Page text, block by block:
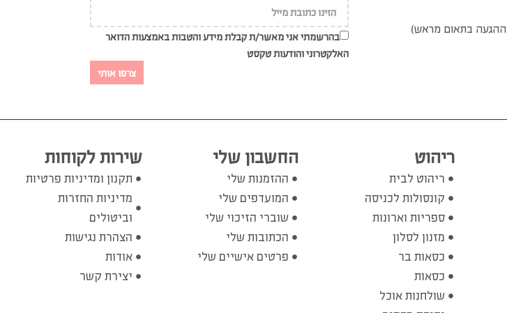
בהרשמתי אני מאשר/ת קבלת מידע והטבות באמצעות הדואר
האלקטרוני והודעות טקסט
צרפו אותי
ריהוט
ריהוט לבית
קונסולות לכניסה
ספריות וארונות
מזנון לסלון
כסאות בר
כסאות
שולחנות אוכל
החשבון שלי
ההזמנות שלי
המועדפים שלי
שוברי הזיכוי שלי
הכתובות שלי
פרטים אישיים שלי
שירות לקוחות
תקנון ומדיניות פרטיות
מדיניות החזרות
וביטולים
הצהרת נגישות
אודות
יצירת קשר